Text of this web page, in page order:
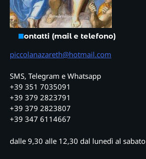
Contatti (mail e telefono)
piccolanazareth@hotmail.com
SMS, Telegram e Whatsapp
+39 351 7035091
+39 379 2823791
+39 379 2823807
+39 347 6114667
dalle 9,30 alle 12,30 dal lunedì al sabato